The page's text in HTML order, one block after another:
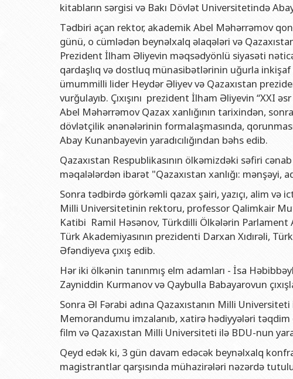
Rektorlarımız
BDU-nun məzunları
Fəxri doktorlarımız
BDU-da təhsil
BDU-da tədris olunan ixtisaslar
Universitet tarixinin ən mühüm hadisələri
Humanitar məsələlər və
İnsan resursları və hüquq
Sənədlər və Müraciətlərlə iş
Maliyyə və təminat
Keyfiyyətin təminatı,
Psixoloji Yardım Sektoru
Mədəniyyət-yaradıcılıq
İdman-sağlamlıq Mərkəzi
BDU-nun Nəşr Evi
Coğrafiya
Geologiya
Filologiya
Tarix fakültəsi
Beynəlxalq
Hüquq fakültəsi
Jurnalistika
İnformasiya
Şərqşünasliq
Sosial elmlər
kitabların sərgisi və Bakı Dövlət Universitetində
Tədbiri açan rektor, akademik Abel Məhərrəmov
günü, o cümlədən beynəlxalq əlaqələri və
Prezident İlham Əliyevin məqsədyönlü siyasəti
qardaşlıq və dostluq münasibətlərinin uğurla
ümummilli lider Heydər Əliyev və Qazaxıstan
vurğulayıb. Çıxışını prezident İlham Əliyevin “XXI
Abel Məhərrəmov Qazax xanlığının tarixindən,
dövlətçilik ənənələrinin formalaşmasında,
Abay Kunanbayevin yaradıcılığından bəhs edib.
Qazaxıstan Respublikasının ölkəmizdəki səfiri
məqalələrdən ibarət "Qazaxıstan xanlığı: mənşəyi,
Sonra tədbirdə görkəmli qazax şairi, yazıçı, alim və
Milli Universitetinin rektoru, professor Qalimkair
Katibi Ramil Həsənov, Türkdilli Ölkələrin Parlament
Türk Akademiyasının prezidenti Darxan Xıdırəli,
Əfəndiyeva çıxış edib.
Hər iki ölkənin tanınmış elm adamları - İsa
Zayniddin Kurmanov və Qaybulla Babayarovun
Sonra Əl Fərabi adına Qazaxıstanın Milli
Memorandumu imzalanıb, xatirə hədiyyələri
film və Qazaxıstan Milli Universiteti ilə BDU-nun
Qeyd edək ki, 3 gün davam edəcək beynəlxalq
magistrantlar qarşısında mühazirələri nəzərdə